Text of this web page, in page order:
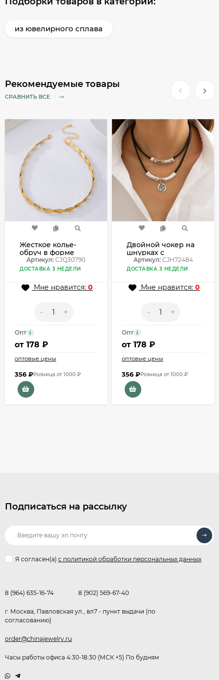
из ювелирного сплава
Рекомендуемые товары
СРАВНИТЬ ВСЕ
Жесткое колье-
обруч в форме
витой золотой
ленты CJQ30790
Артикул: CJQ30790
ДОСТАВКА 3 НЕДЕЛИ
Мне нравится: 0
- +
Опт i
от 178 ₽
оптовые цены
356 ₽Розница от 1000 ₽
Двойной чокер на
шнурках с
серебристыми
цилиндрами
Артикул:CJH72484
ДОСТАВКА 3 НЕДЕЛИ
Мне нравится: 0
- +
Опт i
от 178 ₽
оптовые цены
356 ₽Розница от 1000 ₽
Подписаться на рассылку
Я согласен(a) с политикой обработки персональных данных
8 (964) 635-16-74 8 (902) 569-67-40
г. Москва, Павловская ул., вл7 - пункт выдачи (по
согласованию)
order@chinajewelry.ru
Часы работы офиса 4:30-18:30 (МСК +5) По будням